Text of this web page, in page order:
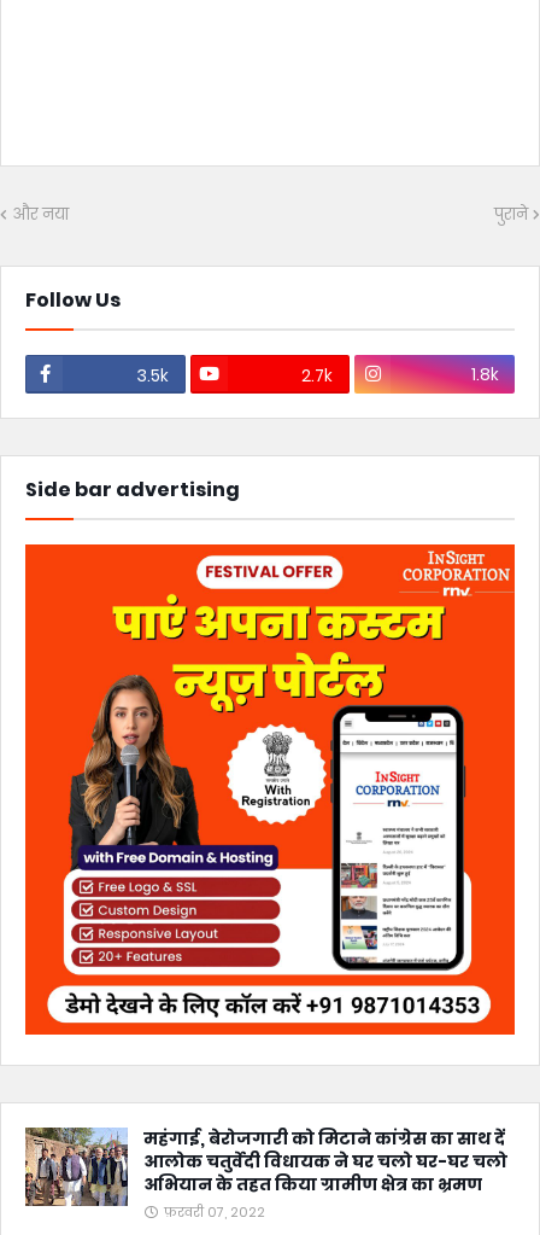
और नया पुराने
Follow Us
3.5k 2.7k 1.8k
Side bar advertising
महंगाई, बेरोजगारी को मिटाने कांग्रेस का साथ दें
आलोक चतुर्वेदी विधायक ने घर चलो घर-घर चलो
अभियान के तहत किया ग्रामीण क्षेत्र का भ्रमण
फ़रवरी 07, 2022